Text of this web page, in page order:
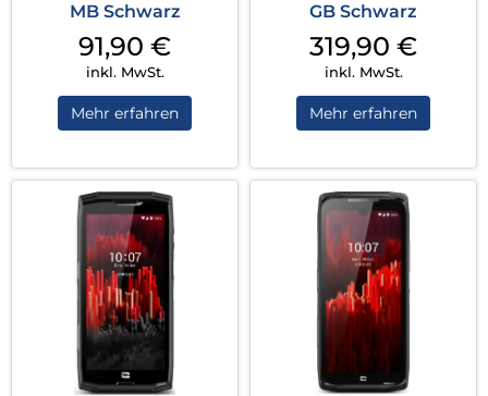
MB Schwarz
91,90 €
inkl. MwSt.
Mehr erfahren
GB Schwarz
319,90 €
inkl. MwSt.
Mehr erfahren